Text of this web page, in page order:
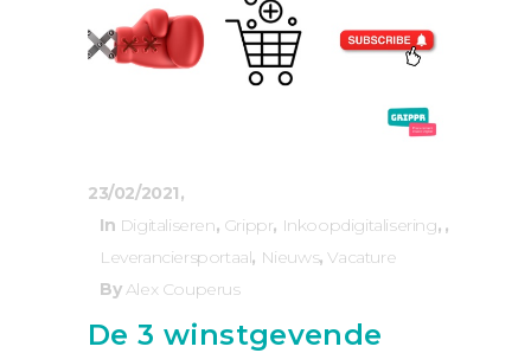
23/02/2021
In Digitaliseren, Grippr, Inkoopdigitalisering,
Leveranciersportaal, Nieuws,Vacature
By Alex Couperus
De 3 winstgevende